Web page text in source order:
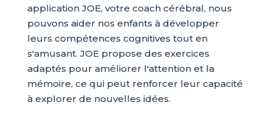
application JOE, votre coach cérébral, nous
pouvons aider nos enfants à développer
leurs compétences cognitives tout en
s'amusant. JOE propose des exercices
adaptés pour améliorer l'attention et la
mémoire, ce qui peut renforcer leur capacité
à explorer de nouvelles idées.